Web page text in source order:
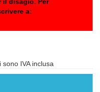
a:
sono IVA inclusa